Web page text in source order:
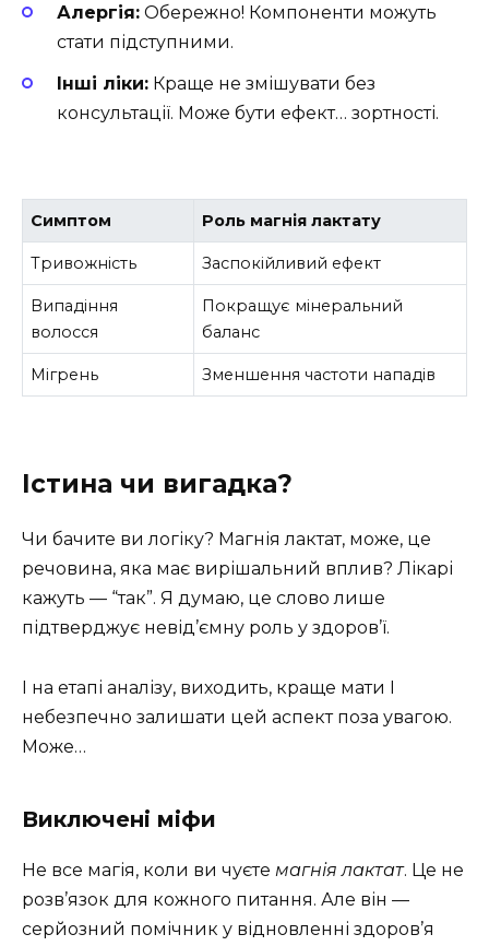
Алергія: Обережно! Компоненти можуть
стати підступними.
Інші ліки: Краще не змішувати без
консультації. Може бути ефект… зортності.
Симптом Роль магнія лактату
Тривожність Заспокійливий ефект
Випадіння
волосся
Покращує мінеральний
баланс
Мігрень Зменшення частоти нападів
Істина чи вигадка?
Чи бачите ви логіку? Магнія лактат, може, це
речовина, яка має вирішальний вплив? Лікарі
кажуть — “так”. Я думаю, це слово лише
підтверджує невід’ємну роль у здоров’ї.
І на етапі аналізу, виходить, краще мати І
небезпечно залишати цей аспект поза увагою.
Може…
Виключені міфи
Не все магія, коли ви чуєте магнія лактат. Це не
розв’язок для кожного питання. Але він —
серйозний помічник у відновленні здоров’я